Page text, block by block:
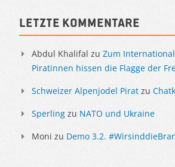
Letzte Kommentare
Abdul Khalifal zu Zum
Piratinnen hissen die Flagge der
Schweizer Alpenjodel Pirat zu
Sperling zu NATO und Ukraine
Moni zu Demo 3.2.